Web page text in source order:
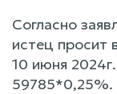
Согласно
истец просит
10 июня
59785*0,25%.